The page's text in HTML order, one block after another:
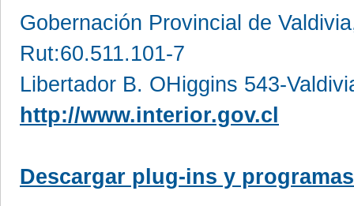
Gobernación Provincial de
Rut:60.511.101-7
Libertador B. OHiggins 543-
http://www.interior.gov.cl
Descargar plug-ins y